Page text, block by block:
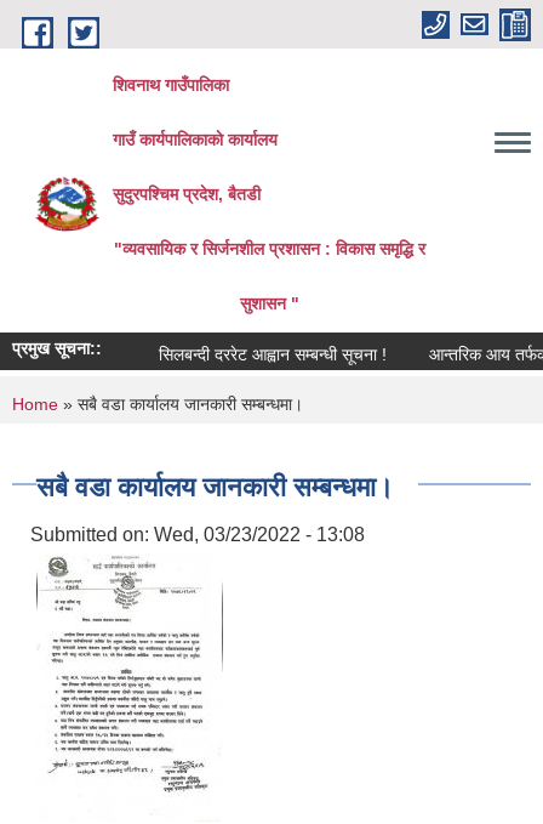
Skip to main content
शिवनाथ गाउँपालिका
गाउँ कार्यपालिकाकाे कार्यालय
सुदुरपश्चिम प्रदेश, बैतडी
"व्यवसायिक र सिर्जनशील प्रशासन : विकास समृद्धि र
सुशासन "
प्रमुख सूचना:: सिलबन्दी दररेट आह्वान सम्बन्धी सूचना ! आन्तरिक आय तर्फको
You are here
Home » सबै वडा कार्यालय जानकारी सम्बन्धमा।
सबै वडा कार्यालय जानकारी सम्बन्धमा।
Submitted on: Wed, 03/23/2022 - 13:08